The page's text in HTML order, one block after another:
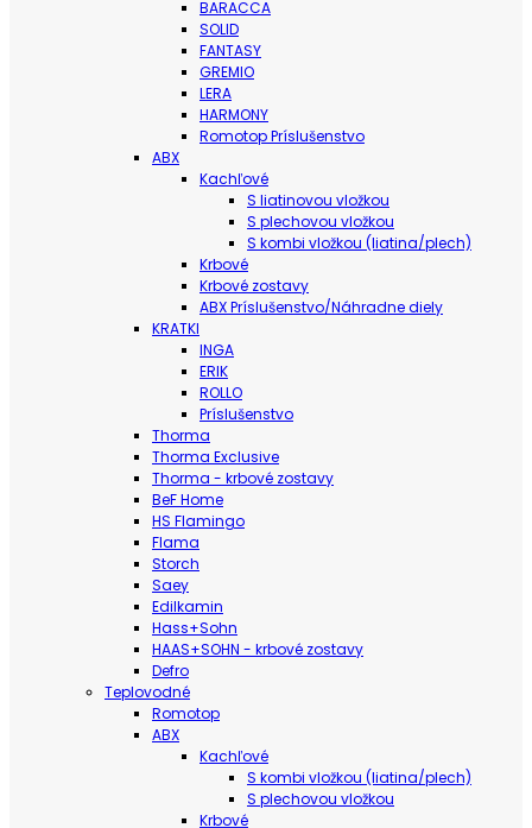
BARACCA
SOLID
FANTASY
GREMIO
LERA
HARMONY
Romotop Príslušenstvo
ABX
Kachľové
S liatinovou vložkou
S plechovou vložkou
S kombi vložkou (liatina/plech)
Krbové
Krbové zostavy
ABX Príslušenstvo/Náhradne diely
KRATKI
INGA
ERIK
ROLLO
Príslušenstvo
Thorma
Thorma Exclusive
Thorma - krbové zostavy
BeF Home
HS Flamingo
Flama
Storch
Saey
Edilkamin
Hass+Sohn
HAAS+SOHN - krbové zostavy
Defro
Teplovodné
Romotop
ABX
Kachľové
S kombi vložkou (liatina/plech)
S plechovou vložkou
Krbové